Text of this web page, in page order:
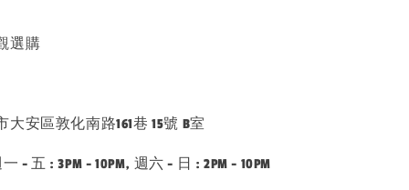
選購
安區敦化南路161巷 15號 B室
- 五 : 3PM - 10PM, 週六 - 日 : 2PM - 10PM